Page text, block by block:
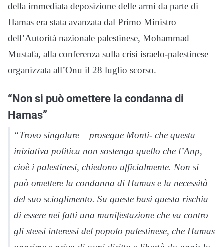
della immediata deposizione delle armi da parte di
Hamas era stata avanzata dal Primo Ministro
dell’Autorità nazionale palestinese, Mohammad
Mustafa, alla conferenza sulla crisi israelo-palestinese
organizzata all’Onu il 28 luglio scorso.
“Non si può omettere la condanna di
Hamas”
“Trovo singolare – prosegue Monti- che questa
iniziativa politica non sostenga quello che l’Anp,
cioè i palestinesi, chiedono ufficialmente. Non si
può omettere la condanna di Hamas e la necessità
del suo scioglimento. Su queste basi questa rischia
di essere nei fatti una manifestazione che va contro
gli stessi interessi del popolo palestinese, che Hamas